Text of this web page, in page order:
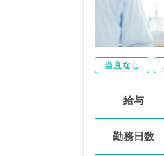
当直なし
給与
勤務日数